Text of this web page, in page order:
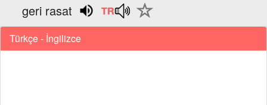
geri rasat
Türkçe - İngilizce